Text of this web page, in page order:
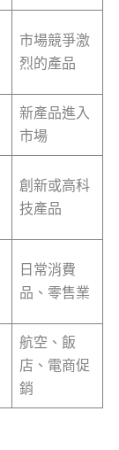
市場競爭激
烈的產品
新產品進入
市場
創新或高科
技產品
日常消費
品、零售業
航空、飯
店、電商促
銷